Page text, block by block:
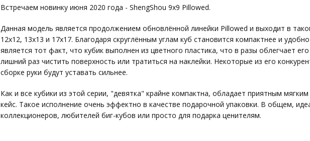
Встречаем новинку июня 2020 года - ShengShou 9x9 Pillowed.
Данная модель является продолжением обновлённой линейки Pillowed и выходит в
12х12, 13х13 и 17х17. Благодаря скруглённым углам куб становится компактнее и
является тот факт, что кубик выполнен из цветного пластика, что в разы облегчает
лишний раз чистить поверхность или тратиться на наклейки. Некоторые из его
сборке руки будут уставать сильнее.
Как и все кубики из этой серии, "девятка" крайне компактна, обладает приятным
кейс. Такое исполнение очень эффектно в качестве подарочной упаковки. В общем,
коллекционеров, любителей биг-кубов или просто для подарка ценителям.